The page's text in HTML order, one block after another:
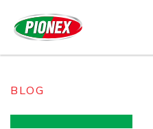
BLOG